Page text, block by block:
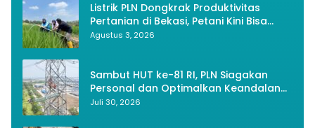
Listrik PLN Dongkrak Produktivitas
Pertanian di Bekasi, Petani Kini Bisa
Panen Tiga Kali Setahun
Agustus 3, 2026
Sambut HUT ke-81 RI, PLN Siagakan
Personal dan Optimalkan Keandalan
Instalasi Transmisi
Juli 30, 2026